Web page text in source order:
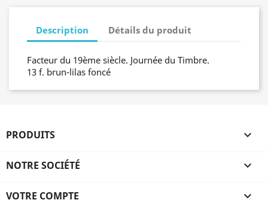
Description Détails du produit
Facteur du 19ème siècle. Journée du Timbre.
13 f. brun-lilas foncé
PRODUITS 
NOTRE SOCIÉTÉ 
VOTRE COMPTE 